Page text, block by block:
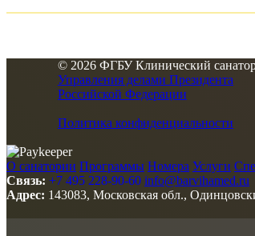
© 2026 ФГБУ Клинический
Управления делами Президента
Российской Федерации
Политика конфиденциальности
О санатории Программы Номера Услуги
Связь: +7 495 228-90-60 info@barvihamed.ru
Адрес: 143083, Московская обл.,